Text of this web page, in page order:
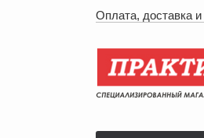
Оплата, доставка и